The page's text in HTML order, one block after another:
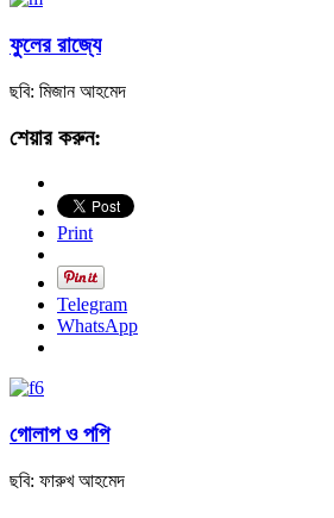
ফুলের রাজ্যে
ছবি: মিজান আহমেদ
শেয়ার করুন:
Print
Telegram
WhatsApp
গোলাপ ও পপি
ছবি: ফারুখ আহমেদ